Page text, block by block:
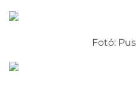
Fotó: